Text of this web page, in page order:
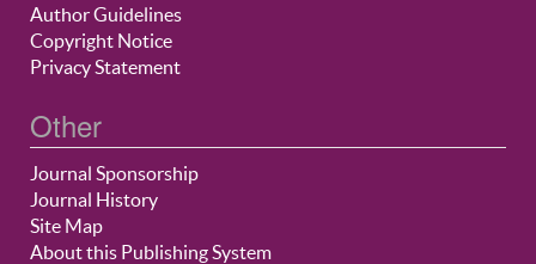
Author Guidelines
Copyright Notice
Privacy Statement
Other
Journal Sponsorship
Journal History
Site Map
About this Publishing System